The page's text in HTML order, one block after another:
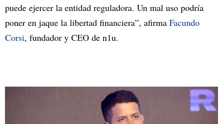
puede ejercer la entidad reguladora. Un mal uso podría
poner en jaque la libertad financiera”, afirma Facundo
Corsi, fundador y CEO de n1u.